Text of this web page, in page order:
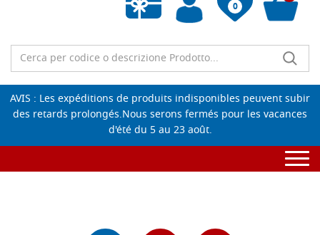
0
Liste de souhaits vide
AVIS : Les expéditions de produits indisponibles peuvent subir
des retards prolongés.Nous serons fermés pour les vacances
d'été du 5 au 23 août.